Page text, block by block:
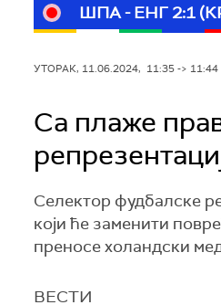
ШПА - ЕНГ 2:1
УТОРАК, 11.06.2024, 11:35 -> 11:44
Са плаже
Селектор фудбалске
који ће заменити
преносе холандски
ВЕСТИ